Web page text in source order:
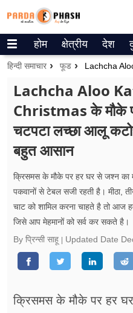
Trending on Google
वेब स्टोरीज
उत्तर प्रदेश
गैलरी
वीडियो
रिलेशनशिप
जीवन मंत्रा
सेहत
होम क्षेत्रीय देश
हिन्दी समाचार फूड
Lachcha Aloo
Christmas के मौके
चटपटा लच्छा आलू
बहुत आसान
क्रिसमस के मौके पर हर घर से जश्न का
पकवानों से टेबल सजी रहती है।
चाट को शामिल करना चाहते है तो
जिसे आप मेहमानों को सर्व कर सकते है।
By प्रिन्सी साहू
Updated Date
क्रिसमस के मौके पर हर घर